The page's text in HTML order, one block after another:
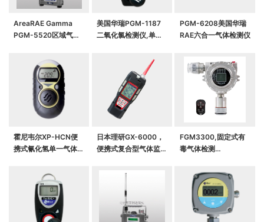
AreaRAE Gamma
PGM-5520区域气体
美国华瑞PGM-1187
二氧化氯检测仪,单一
停产，升级替代型号咨
PGM-6208美国华瑞
RAE六合一气体检测仪
霍尼韦尔XP-HCN便
携式氰化氢单一气体检
XP（个人用单一气体
检测仪）
日本理研GX-6000，
便携式复合型气体监测
FGM3300,固定式有
毒气体检测
气体检测仪